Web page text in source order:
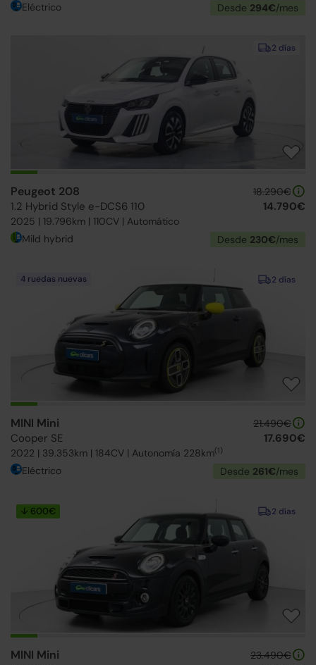
Eléctrico Desde 294€/mes
2 días
Peugeot 208
1.2 Hybrid Style e-DCS6 110
2025 | 19.796km | 110CV | Automático
18.290€
14.790€
Mild hybrid Desde 230€/mes
2 días
4 ruedas nuevas
MINI Mini
Cooper SE
2022 | 39.353km | 184CV | Autonomía 228km(1)
21.490€
17.690€
Eléctrico Desde 261€/mes
2 días
↓ 600€
MINI Mini 23.490€